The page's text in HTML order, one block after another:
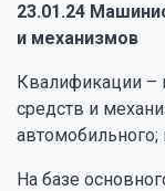
23.01.24
и механизмов
Квалификации –
средств и
автомобильного;
На базе